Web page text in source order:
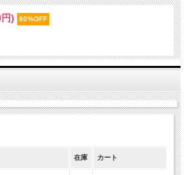
) 80%OFF
在庫 カート